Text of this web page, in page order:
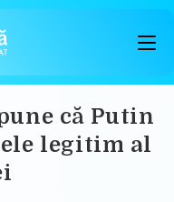
că Putin
legitim al